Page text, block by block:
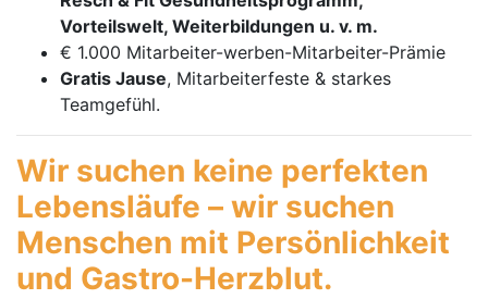
Vorteilswelt, Weiterbildungen u. v. m.
€ 1.000 Mitarbeiter-werben-Mitarbeiter-Prämie
Gratis Jause, Mitarbeiterfeste & starkes
Teamgefühl.
Wir suchen keine perfekten
Lebensläufe – wir suchen
Menschen mit Persönlichkeit
und Gastro-Herzblut.